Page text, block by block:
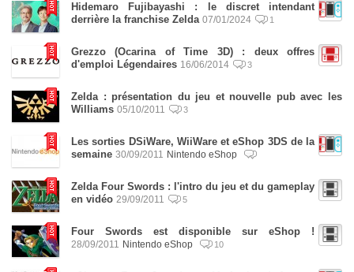
Hidemaro Fujibayashi : le discret intendant
derrière la franchise Zelda 07/01/2024 1
Grezzo (Ocarina of Time 3D) : deux offres
d'emploi Légendaires 16/06/2014 3
Zelda : présentation du jeu et nouvelle pub avec les
Williams 05/10/2011 3
Les sorties DSiWare, WiiWare et eShop 3DS de la
semaine 30/09/2011 Nintendo eShop
Zelda Four Swords : l'intro du jeu et du gameplay
en vidéo 29/09/2011 5
Four Swords est disponible sur eShop !
28/09/2011 Nintendo eShop 10